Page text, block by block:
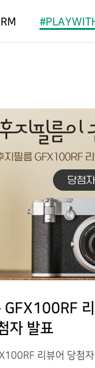
GFX100RF
자 발표
리뷰어 당첨